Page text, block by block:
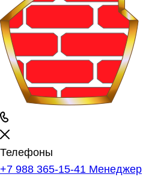
Телефоны
+7 988 365-15-41 Менеджер